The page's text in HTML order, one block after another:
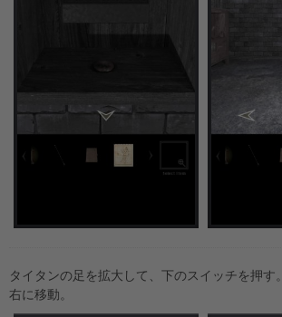
タイタンの足を拡大して、下のスイッチを押す。
右に移動。